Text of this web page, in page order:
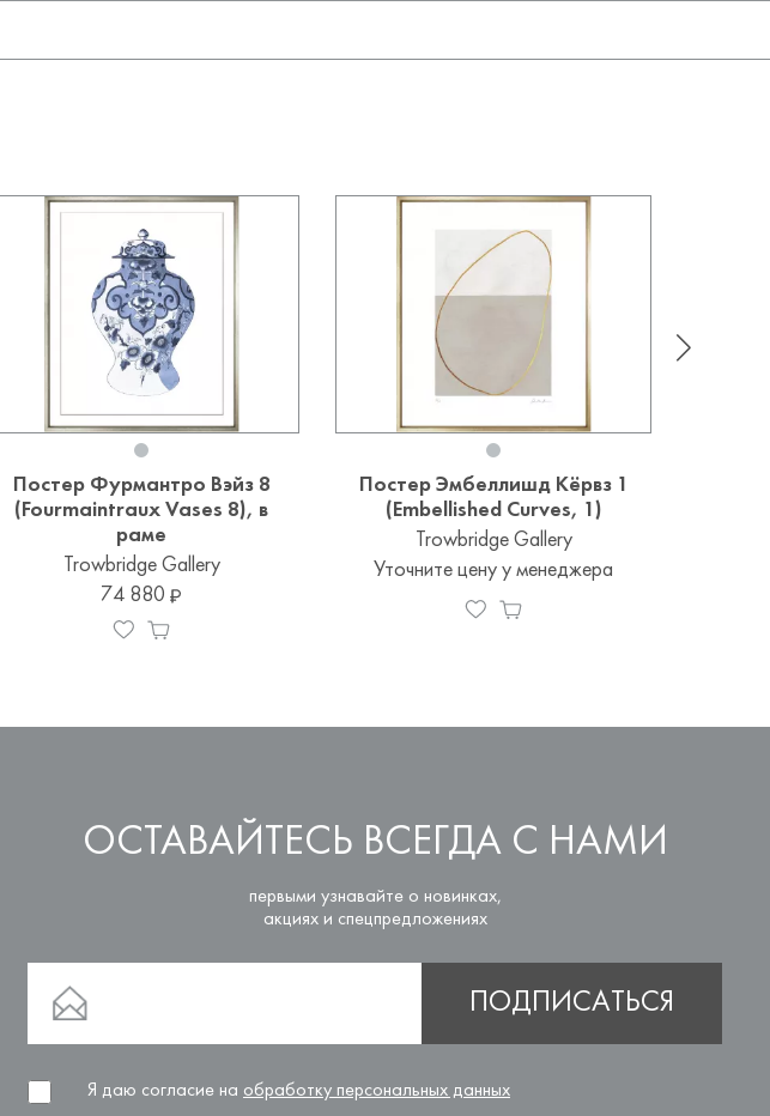
Постер Фурмантро Вэйз 8
(Fourmaintraux Vases 8), в
раме
Trowbridge Gallery
74 880
Постер Эмбеллишд Кёрвз 1
(Embellished Curves, 1)
Trowbridge Gallery
Уточните цену у менеджера
ОСТАВАЙТЕСЬ ВСЕГДА С НАМИ
первыми узнавайте о новинках,
акциях и спецпредложениях
ПОДПИСАТЬСЯ
Я даю согласие на обработку персональных данных